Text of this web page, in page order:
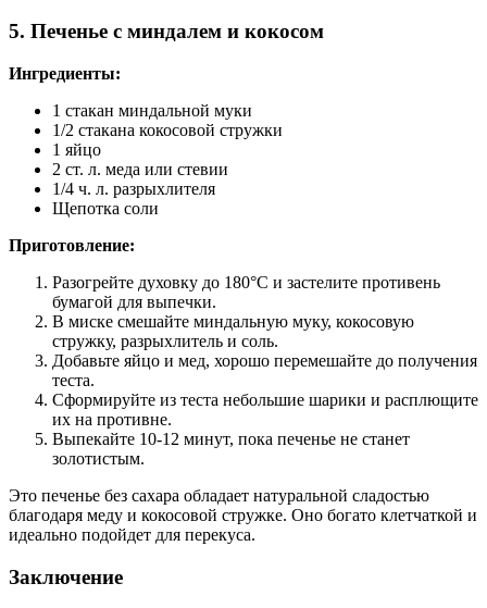
5. Печенье с миндалем и кокосом
Ингредиенты:
1 стакан миндальной муки
1/2 стакана кокосовой стружки
1 яйцо
2 ст. л. меда или стевии
1/4 ч. л. разрыхлителя
Щепотка соли
Приготовление:
Разогрейте духовку до 180°C и застелите противень
бумагой для выпечки.
В миске смешайте миндальную муку, кокосовую
стружку, разрыхлитель и соль.
Добавьте яйцо и мед, хорошо перемешайте до получения
теста.
Сформируйте из теста небольшие шарики и расплющите
их на противне.
Выпекайте 10-12 минут, пока печенье не станет
золотистым.
Это печенье без сахара обладает натуральной сладостью
благодаря меду и кокосовой стружке. Оно богато клетчаткой и
идеально подойдет для перекуса.
Заключение